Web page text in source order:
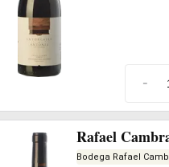
-
Rafael
Bodega Rafael